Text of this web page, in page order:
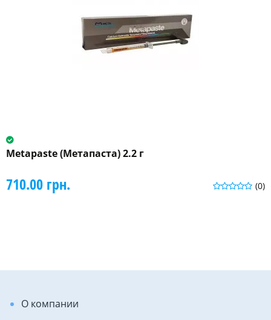
Metapaste (Метапаста) 2.2 г
(0)
710.00 грн.
О компании